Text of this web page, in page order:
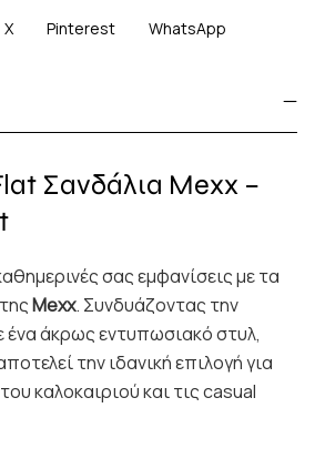
X Pinterest WhatsApp
Σανδάλια Mexx –
σας εμφανίσεις με τα
Mexx. Συνδυάζοντας την
ένα άκρως εντυπωσιακό στυλ,
την ιδανική επιλογή για
καλοκαιριού και τις casual